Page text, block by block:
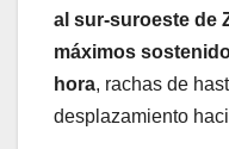
al sur-suroeste de
máximos
hora, rachas de
desplazamiento